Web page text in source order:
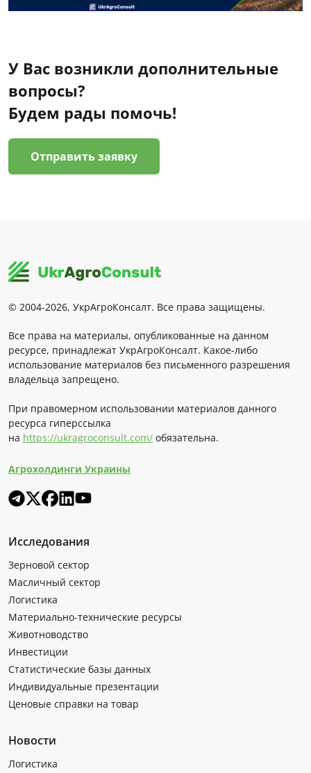
У Вас возникли дополнительные
вопросы?
Будем рады помочь!
Отправить заявку
© 2004-2026, УкрАгроКонсалт. Все права защищены.
Все права на материалы, опубликованные на данном
ресурсе, принадлежат УкрАгроКонсалт. Какое-либо
использование материалов без письменного разрешения
владельца запрещено.
При правомерном использовании материалов данного
ресурса гиперссылка
на https://ukragroconsult.com/ обязательна.
Агрохолдинги Украины
Исследования
Зерновой сектор
Масличный сектор
Логистика
Материально-технические ресурсы
Животноводство
Инвестиции
Статистические базы данных
Индивидуальные презентации
Ценовые справки на товар
Новости
Логистика